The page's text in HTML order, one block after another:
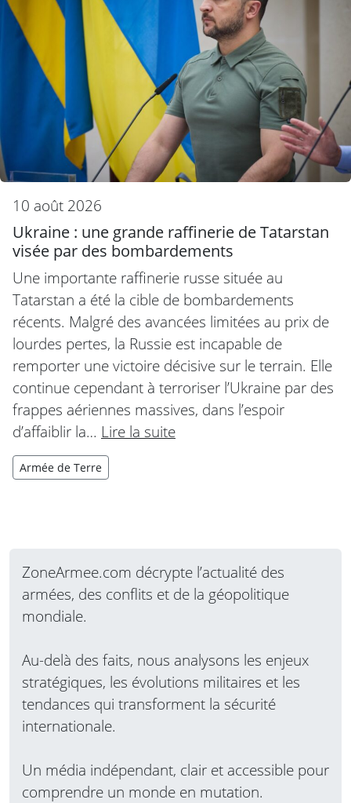
10 août 2026
Ukraine : une grande raffinerie de Tatarstan
visée par des bombardements
Une importante raffinerie russe située au
Tatarstan a été la cible de bombardements
récents. Malgré des avancées limitées au prix de
lourdes pertes, la Russie est incapable de
remporter une victoire décisive sur le terrain. Elle
continue cependant à terroriser l’Ukraine par des
frappes aériennes massives, dans l’espoir
d’affaiblir la… Lire la suite
Armée de Terre
ZoneArmee.com décrypte l’actualité des
armées, des conflits et de la géopolitique
mondiale.
Au-delà des faits, nous analysons les enjeux
stratégiques, les évolutions militaires et les
tendances qui transforment la sécurité
internationale.
Un média indépendant, clair et accessible pour
comprendre un monde en mutation.